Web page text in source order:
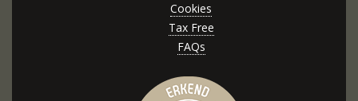
Cookies
Tax Free
FAQs